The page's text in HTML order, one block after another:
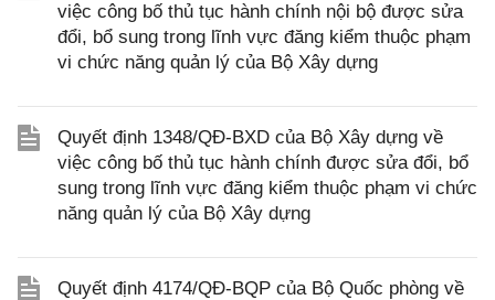
việc công bố thủ tục hành chính nội bộ được sửa
đổi, bổ sung trong lĩnh vực đăng kiểm thuộc phạm
vi chức năng quản lý của Bộ Xây dựng
Quyết định 1348/QĐ-BXD của Bộ Xây dựng về
việc công bố thủ tục hành chính được sửa đổi, bổ
sung trong lĩnh vực đăng kiểm thuộc phạm vi chức
năng quản lý của Bộ Xây dựng
Quyết định 4174/QĐ-BQP của Bộ Quốc phòng về